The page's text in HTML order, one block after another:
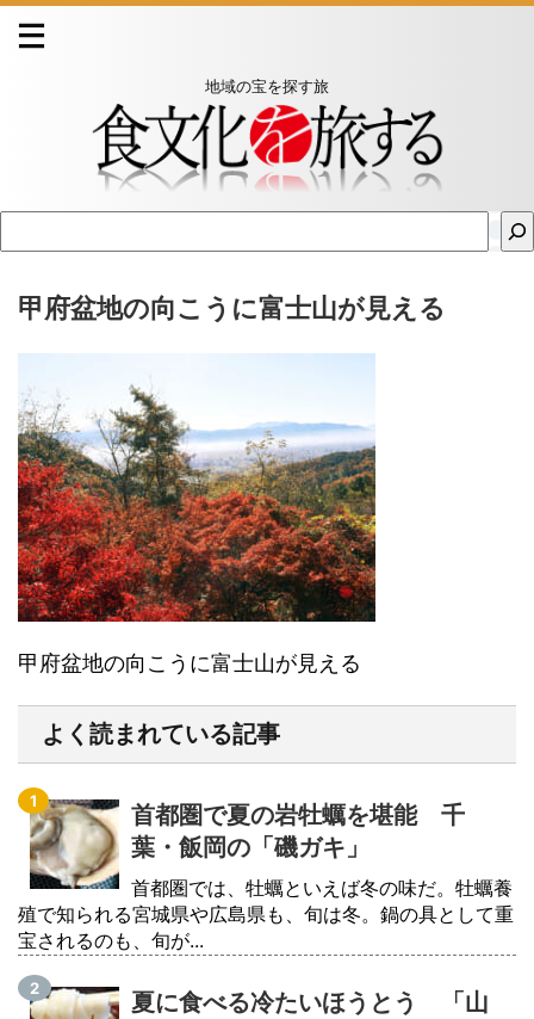
地域の宝を探す旅
甲府盆地の向こうに富士山が見える
甲府盆地の向こうに富士山が見える
よく読まれている記事
首都圏で夏の岩牡蠣を堪能 千
葉・飯岡の「磯ガキ」
首都圏では、牡蠣といえば冬の味だ。牡蠣養
殖で知られる宮城県や広島県も、旬は冬。鍋の具として重
宝されるのも、旬が...
夏に食べる冷たいほうとう 「山